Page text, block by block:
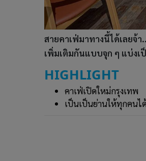
สายคาเฟ่มาทางนี้ได้เลยจ้
เพิ่มเติมกันแบบจุก ๆ แบ่งเ
HIGHLIGHT
คาเฟ่เปิดใหม่กรุงเทพ
เป็นเป็นย่านให้ทุกคนไ